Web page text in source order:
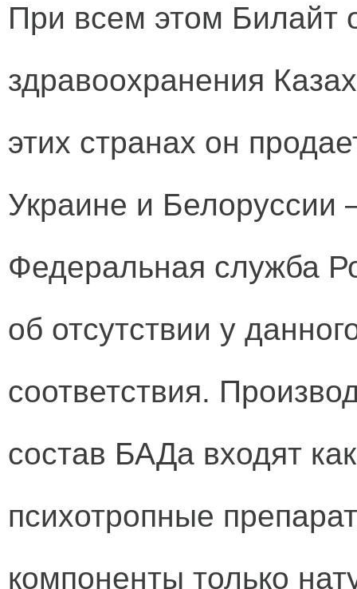
При всем этом Билайт
здравоохранения
этих странах он
Украине и Белоруссии
Федеральная служба
об отсутствии у
соответствия.
состав БАДа входят
психотропные
компоненты только